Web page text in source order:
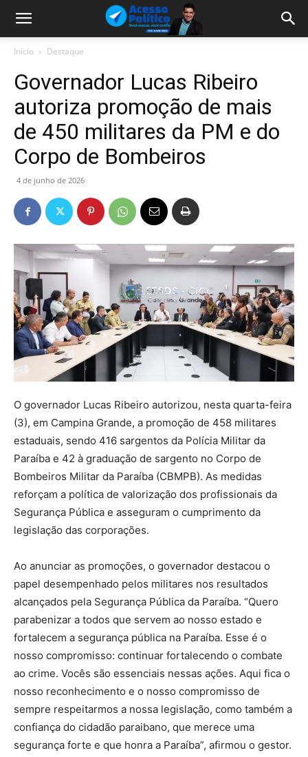
Início Destaque
Governador Lucas Ribeiro
autoriza promoção de mais
de 450 militares da PM e do
Corpo de Bombeiros
4 de junho de 2026
O governador Lucas Ribeiro autorizou, nesta quarta-feira
(3), em Campina Grande, a promoção de 458 militares
estaduais, sendo 416 sargentos da Polícia Militar da
Paraíba e 42 à graduação de sargento no Corpo de
Bombeiros Militar da Paraíba (CBMPB). As medidas
reforçam a política de valorização dos profissionais da
Segurança Pública e asseguram o cumprimento da
legislação das corporações.
Ao anunciar as promoções, o governador destacou o
papel desempenhado pelos militares nos resultados
alcançados pela Segurança Pública da Paraíba. “Quero
parabenizar a todos que servem ao nosso estado e
fortalecem a segurança pública na Paraíba. Esse é o
nosso compromisso: continuar fortalecendo o combate
ao crime. Vocês são essenciais nessas ações. Aqui fica o
nosso reconhecimento e o nosso compromisso de
sempre respeitarmos a nossa legislação, como também a
confiança do cidadão paraibano, que merece uma
segurança forte e que honra a Paraíba”, afirmou o gestor.